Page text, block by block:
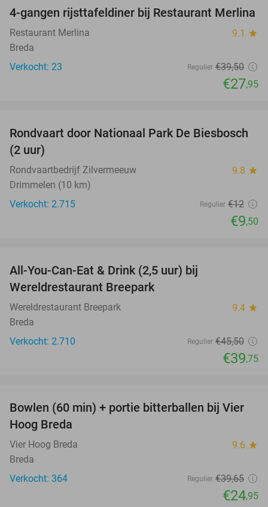
29%
4-gangen rijsttafeldiner bij Restaurant Merlina
Restaurant Merlina 9.1 star
Breda
Verkocht: 23
Regulier €39,50
€27,95
21%
Rondvaart door Nationaal Park De Biesbosch
(2 uur)
Rondvaartbedrijf Zilvermeeuw 9.8 star
Drimmelen (10 km)
Verkocht: 2.715
Regulier €12
€9,50
All-You-Can-Eat & Drink (2,5 uur) bij
Wereldrestaurant Breepark
Wereldrestaurant Breepark 9.4 star
Breda
Verkocht: 2.710
Regulier €45,50
€39,75
37%
Bowlen (60 min) + portie bitterballen bij Vier
Hoog Breda
Vier Hoog Breda 9.6 star
Breda
Verkocht: 364
Regulier €39,65
€24,95